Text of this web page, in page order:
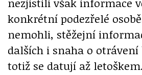
konkrétní podezřelé
nemohli, stěžejní
dalších i snaha o otrávení
totiž se datují až